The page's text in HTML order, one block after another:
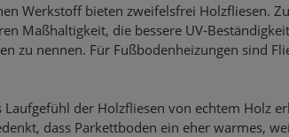
Werkstoff bieten zweifelsfrei Holzfliesen.
Maßhaltigkeit, die bessere UV-
zu nennen. Für Fußbodenheizungen sind
der Holzfliesen von echtem Holz
dass Parkettboden ein eher warmes,